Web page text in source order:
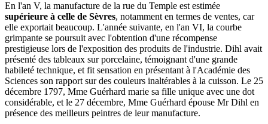
En l'an V, la manufacture de la rue du Temple est estimée
supérieure à celle de Sèvres, notamment en termes de ventes, car
elle exportait beaucoup. L'année suivante, en l'an VI, la courbe
grimpante se poursuit avec l'obtention d'une récompense
prestigieuse lors de l'exposition des produits de l'industrie. Dihl avait
présenté des tableaux sur porcelaine, témoignant d'une grande
habileté technique, et fit sensation en présentant à l'Académie des
Sciences son rapport sur des couleurs inaltérables à la cuisson. Le 25
décembre 1797, Mme Guérhard marie sa fille unique avec une dot
considérable, et le 27 décembre, Mme Guérhard épouse Mr Dihl en
présence des meilleurs peintres de leur manufacture.